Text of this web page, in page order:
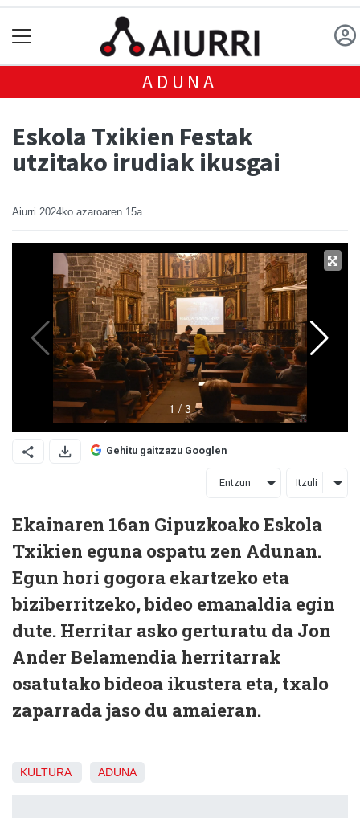
ADUNA
Eskola Txikien Festak
utzitako irudiak ikusgai
Aiurri 2024ko azaroaren 15a
Gehitu gaitzazu Googlen
Entzun Itzuli
Ekainaren 16an Gipuzkoako Eskola
Txikien eguna ospatu zen Adunan.
Egun hori gogora ekartzeko eta
biziberritzeko, bideo emanaldia egin
dute. Herritar asko gerturatu da Jon
Ander Belamendia herritarrak
osatutako bideoa ikustera eta, txalo
zaparrada jaso du amaieran.
KULTURA ADUNA